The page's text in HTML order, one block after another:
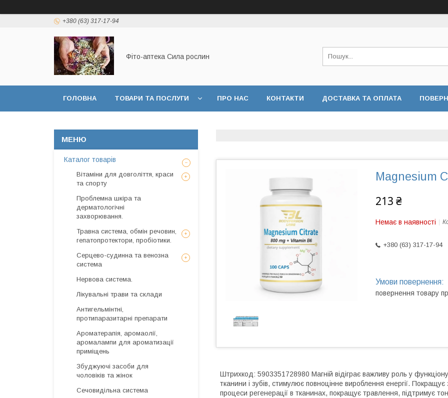
+380 (63) 317-17-94
Фіто-аптека Сила рослин
ГОЛОВНА ТОВАРИ ТА ПОСЛУГИ ПРО НАС КОНТАКТИ ДОСТАВКА ТА ОПЛАТА
Magnesium
213 ₴
Немає в наявності
+380 (63) 317-17-94
повернення товару
Штрихкод: 5903351728980 Магній відіграє важливу роль у
тканини і зубів, стимулює повноцінне вироблення енергії. Покращує
процеси регенерації в тканинах, покращує травлення, підтримує
Каталог товарів
Вітаміни для довголіття, краси
та спорту
Проблемна шкіра та
дерматологічні
захворювання.
Травна система, обмін речовин,
гепатопротектори, пробіотики.
Серцево-судинна та венозна
система
Нервова система.
Лікувальні трави та склади
Антигельмінтні,
протипаразитарні препарати
Ароматерапія, аромаолії,
аромалампи для ароматизації
приміщень
Збуджуючі засоби для
чоловіків та жінок
Сечовидільна система